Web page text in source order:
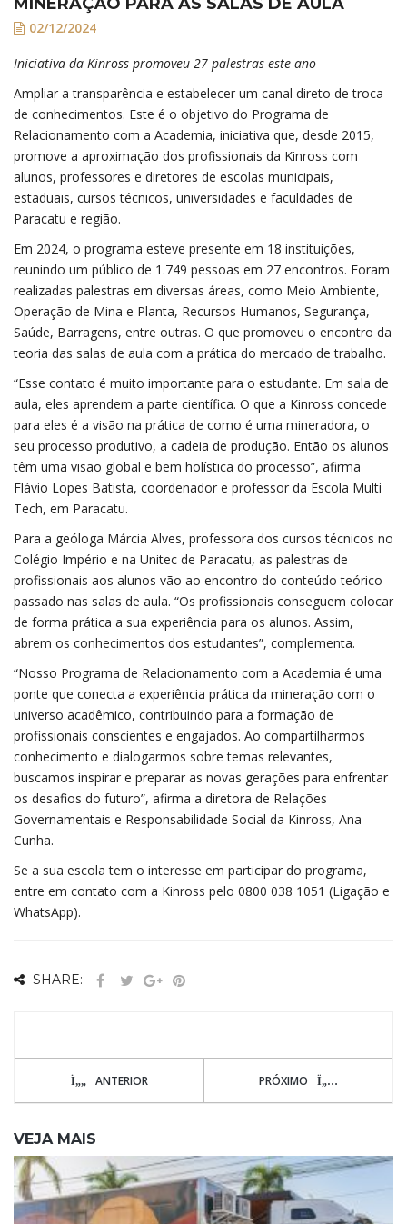
02/12/2024
Iniciativa da Kinross promoveu 27 palestras este ano
Ampliar a transparência e estabelecer um canal direto de troca
de conhecimentos. Este é o objetivo do Programa de
Relacionamento com a Academia, iniciativa que, desde 2015,
promove a aproximação dos profissionais da Kinross com
alunos, professores e diretores de escolas municipais,
estaduais, cursos técnicos, universidades e faculdades de
Paracatu e região.
Em 2024, o programa esteve presente em 18 instituições,
reunindo um público de 1.749 pessoas em 27 encontros. Foram
realizadas palestras em diversas áreas, como Meio Ambiente,
Operação de Mina e Planta, Recursos Humanos, Segurança,
Saúde, Barragens, entre outras. O que promoveu o encontro da
teoria das salas de aula com a prática do mercado de trabalho.
“Esse contato é muito importante para o estudante. Em sala de
aula, eles aprendem a parte científica. O que a Kinross concede
para eles é a visão na prática de como é uma mineradora, o
seu processo produtivo, a cadeia de produção. Então os alunos
têm uma visão global e bem holística do processo”, afirma
Flávio Lopes Batista, coordenador e professor da Escola Multi
Tech, em Paracatu.
Para a geóloga Márcia Alves, professora dos cursos técnicos no
Colégio Império e na Unitec de Paracatu, as palestras de
profissionais aos alunos vão ao encontro do conteúdo teórico
passado nas salas de aula. “Os profissionais conseguem colocar
de forma prática a sua experiência para os alunos. Assim,
abrem os conhecimentos dos estudantes”, complementa.
“Nosso Programa de Relacionamento com a Academia é uma
ponte que conecta a experiência prática da mineração com o
universo acadêmico, contribuindo para a formação de
profissionais conscientes e engajados. Ao compartilharmos
conhecimento e dialogarmos sobre temas relevantes,
buscamos inspirar e preparar as novas gerações para enfrentar
os desafios do futuro”, afirma a diretora de Relações
Governamentais e Responsabilidade Social da Kinross, Ana
Cunha.
Se a sua escola tem o interesse em participar do programa,
entre em contato com a Kinross pelo 0800 038 1051 (Ligação e
WhatsApp).
SHARE:
ANTERIOR PRÓXIMO
VEJA MAIS